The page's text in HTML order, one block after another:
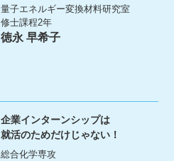
量子エネルギー変換材料研究室
修士課程2年
徳永 早希子
企業インターンシップは
就活のためだけじゃない！
総合化学専攻